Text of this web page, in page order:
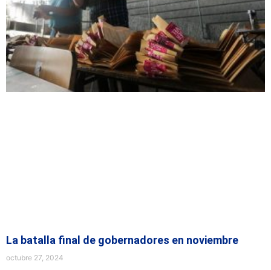
La batalla final de gobernadores en noviembre
octubre 27, 2024